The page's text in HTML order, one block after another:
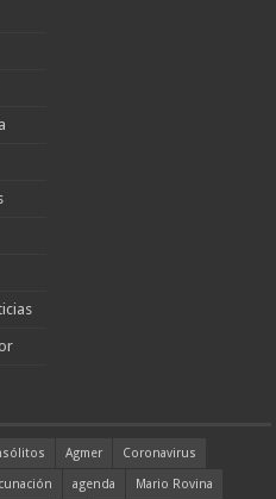
Agmer
Coronavirus
agenda
Mario Rovina